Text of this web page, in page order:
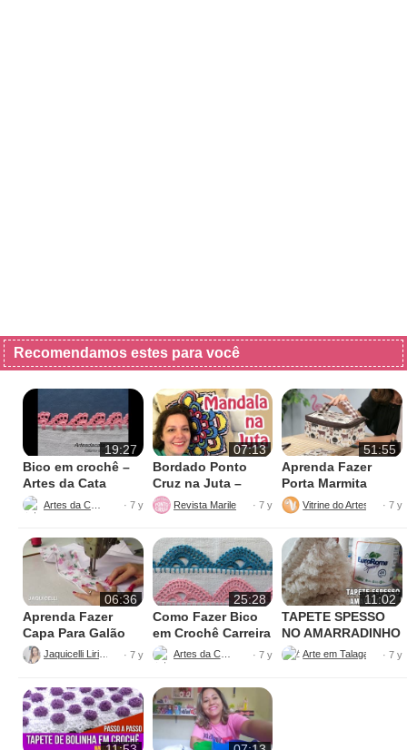
Recomendamos estes para você
19:27
Bico em crochê –
Artes da Cata
· 7 y
07:13
Bordado Ponto
Cruz na Juta –
Fácil de Fazer
Revista Marileny Ponto Cruz
· 7 y
51:55
Aprenda Fazer
Porta Marmita
Térmica
Vitrine do Artesanato
· 7 y
06:36
Aprenda Fazer
Capa Para Galão
de Água – 20 litros
Jaquicelli Liriane · 7 y
25:28
Como Fazer Bico
em Crochê Carreira
Única
Artes da Cata · 7 y
11:02
TAPETE SPESSO
NO AMARRADINHO
PERFEITO
· 7 y